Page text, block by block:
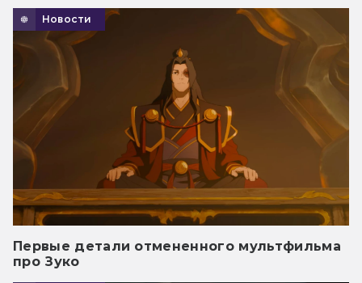
Новости
Первые детали отмененного мультфильма
про Зуко